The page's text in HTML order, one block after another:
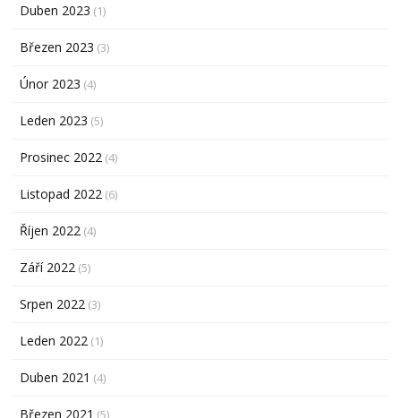
Duben 2023 (1)
Březen 2023 (3)
Únor 2023 (4)
Leden 2023 (5)
Prosinec 2022 (4)
Listopad 2022 (6)
Říjen 2022 (4)
Září 2022 (5)
Srpen 2022 (3)
Leden 2022 (1)
Duben 2021 (4)
Březen 2021 (5)